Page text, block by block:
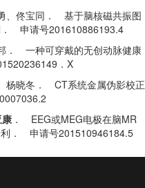
、佟宝同 ． 基于脑核磁共振图
． 申请号201610886193.4
． 一种可穿戴的无创动脉健康
．X
杨晓冬 ． CT系统金属伪影校正
． EEG或MEG电极在脑MR
． 申请号201510946184.5